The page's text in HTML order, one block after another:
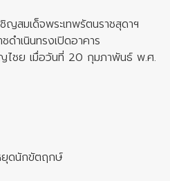
สมเด็จพระเทพรัตนราชสุดาฯ
ดำเนินทรงเปิดอาคาร
ชย เมื่อวันที่ 20 กุมภาพันธ์ พ.ศ.
ยุดนักขัตฤกษ์